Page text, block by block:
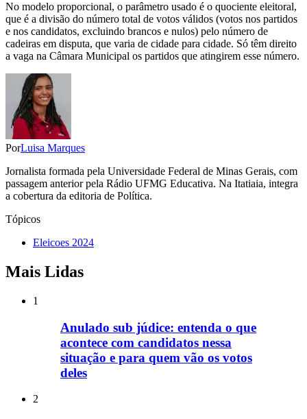
No modelo proporcional, o parâmetro usado é o quociente eleitoral,
que é a divisão do número total de votos válidos (votos nos partidos
e nos candidatos, excluindo brancos e nulos) pelo número de
cadeiras em disputa, que varia de cidade para cidade. Só têm direito
a vaga na Câmara Municipal os partidos que atingirem esse número.
PorLuisa Marques
Jornalista formada pela Universidade Federal de Minas Gerais, com
passagem anterior pela Rádio UFMG Educativa. Na Itatiaia, integra
a cobertura da editoria de Política.
Tópicos
Eleicoes 2024
Mais Lidas
1
Anulado sub júdice: entenda o que
acontece com candidatos nessa
situação e para quem vão os votos
deles
2